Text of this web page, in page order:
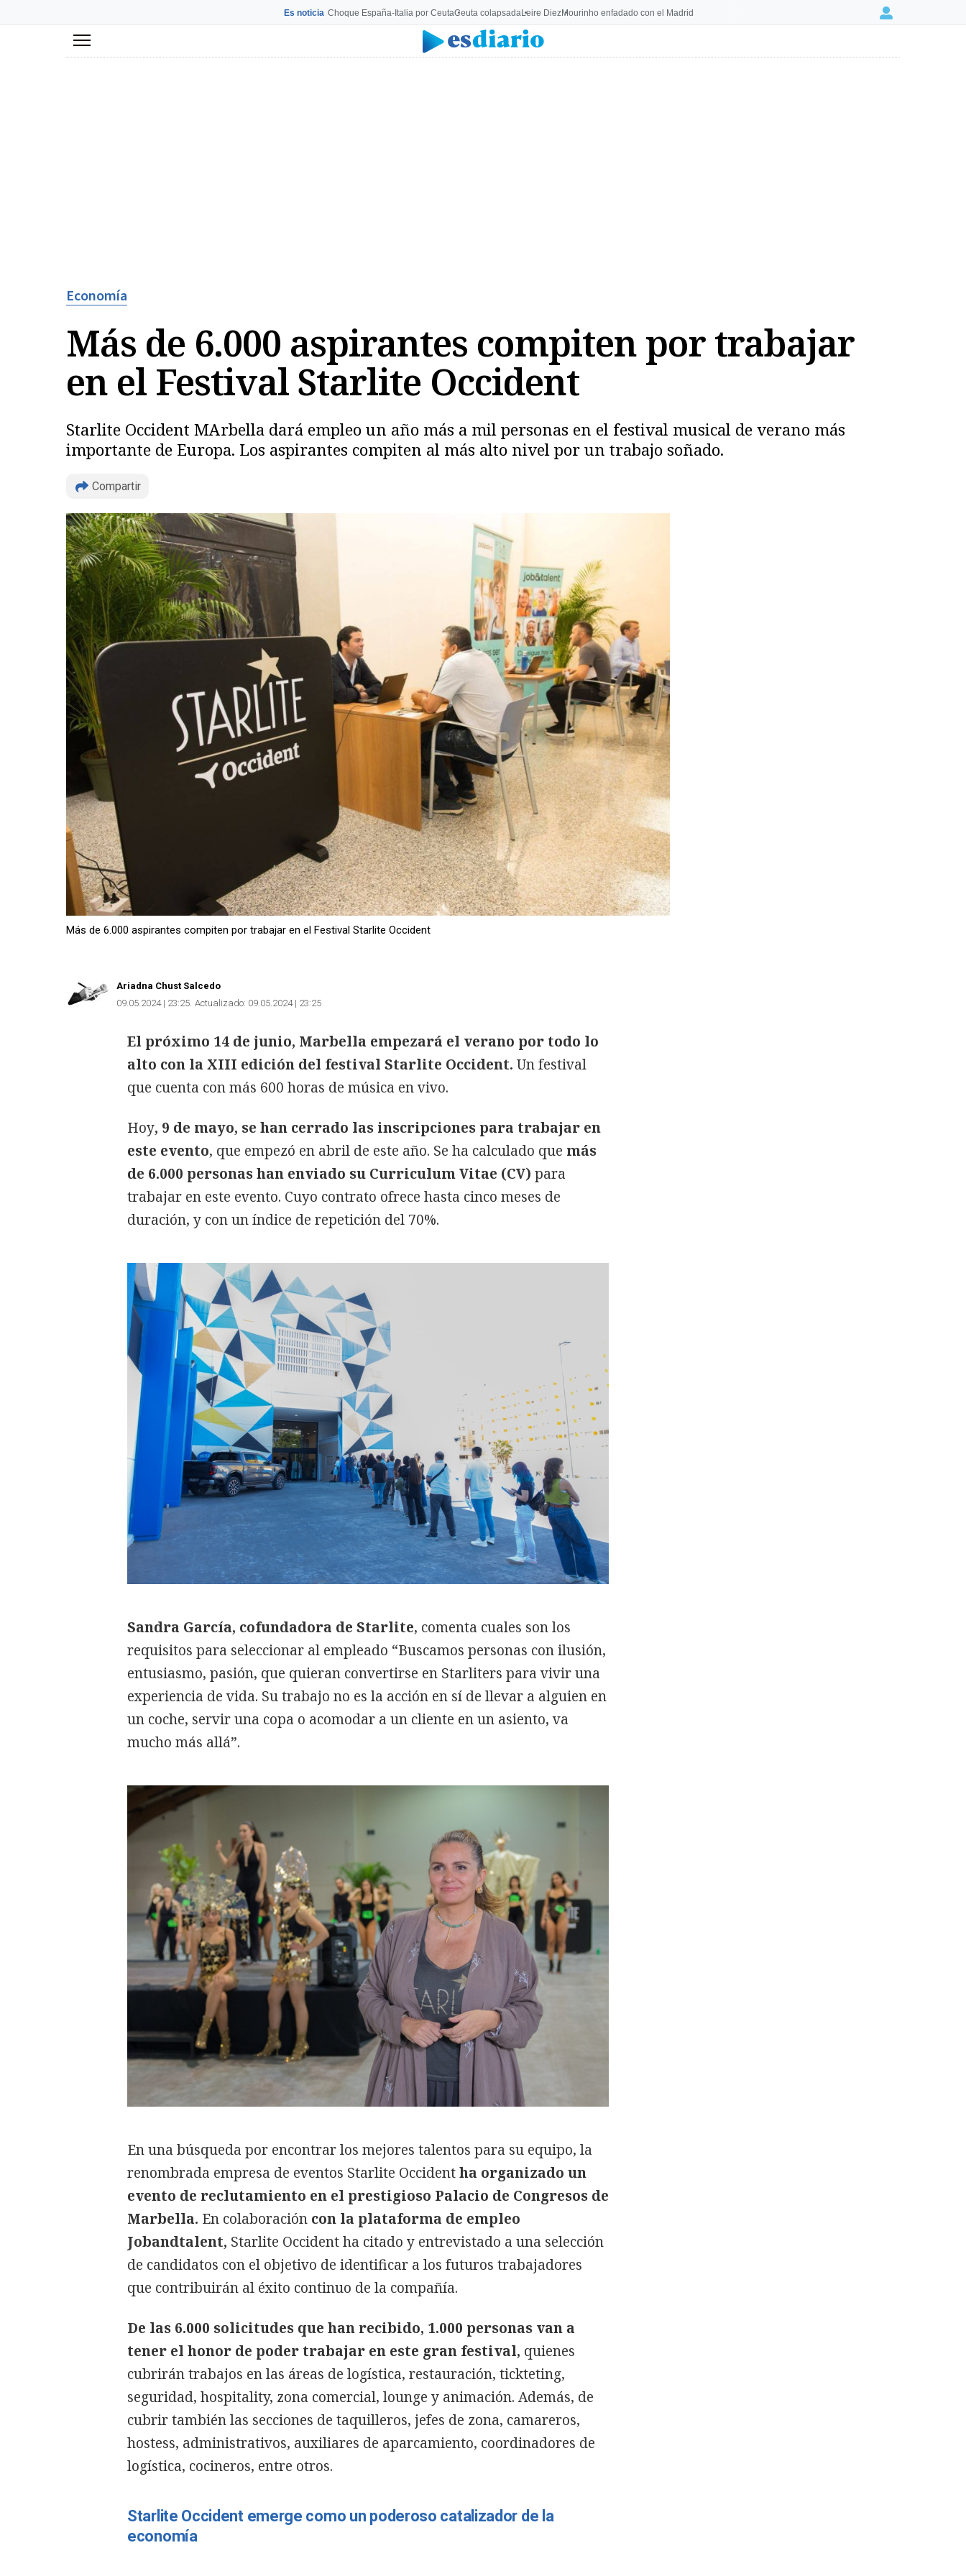
Es noticia Choque España-Italia por CeutaCeuta colapsadaLeire DiezMourinho enfadado con el Madrid Login
Menú
Economía
Más de 6.000 aspirantes compiten por trabajar
en el Festival Starlite Occident
Starlite Occident MArbella dará empleo un año más a mil personas en el festival musical de verano más
importante de Europa. Los aspirantes compiten al más alto nivel por un trabajo soñado.
Compartir
Más de 6.000 aspirantes compiten por trabajar en el Festival Starlite Occident
Ariadna Chust Salcedo
09.05.2024 | 23:25 Actualizado: 09.05.2024 | 23:25
El próximo 14 de junio, Marbella empezará el verano por todo lo
alto con la XIII edición del festival Starlite Occident. Un festival
que cuenta con más 600 horas de música en vivo.
Hoy, 9 de mayo, se han cerrado las inscripciones para trabajar en
este evento, que empezó en abril de este año. Se ha calculado que más
de 6.000 personas han enviado su Curriculum Vitae (CV) para
trabajar en este evento. Cuyo contrato ofrece hasta cinco meses de
duración, y con un índice de repetición del 70%.
Sandra García, cofundadora de Starlite, comenta cuales son los
requisitos para seleccionar al empleado “Buscamos personas con ilusión,
entusiasmo, pasión, que quieran convertirse en Starliters para vivir una
experiencia de vida. Su trabajo no es la acción en sí de llevar a alguien en
un coche, servir una copa o acomodar a un cliente en un asiento, va
mucho más allá”.
En una búsqueda por encontrar los mejores talentos para su equipo, la
renombrada empresa de eventos Starlite Occidentha organizado un
evento de reclutamiento en el prestigioso Palacio de Congresos de
Marbella. En colaboración con la plataforma de empleo
Jobandtalent, Starlite Occident ha citado y entrevistado a una selección
de candidatos con el objetivo de identificar a los futuros trabajadores
que contribuirán al éxito continuo de la compañía.
De las 6.000 solicitudes que han recibido, 1.000 personas van a
tener el honor de poder trabajar en este gran festival, quienes
cubrirán trabajos en las áreas de logística, restauración, tickteting,
seguridad, hospitality, zona comercial, lounge y animación. Además, de
cubrir también las secciones de taquilleros, jefes de zona, camareros,
hostess, administrativos, auxiliares de aparcamiento, coordinadores de
logística, cocineros, entre otros.
Starlite Occident emerge como un poderoso catalizador de la
economía